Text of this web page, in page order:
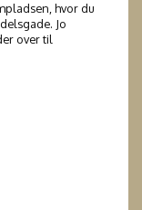
hvor du
Jo
over til